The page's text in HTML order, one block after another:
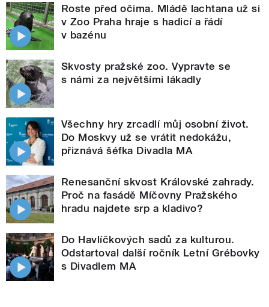
Roste před očima. Mládě lachtana už si
v Zoo Praha hraje s hadicí a řádí
v bazénu
Skvosty pražské zoo. Vypravte se
s námi za největšími lákadly
Všechny hry zrcadlí můj osobní život.
Do Moskvy už se vrátit nedokážu,
přiznává šéfka Divadla MA
Renesanční skvost Královské zahrady.
Proč na fasádě Míčovny Pražského
hradu najdete srp a kladivo?
Do Havlíčkových sadů za kulturou.
Odstartoval další ročník Letní Grébovky
s Divadlem MA